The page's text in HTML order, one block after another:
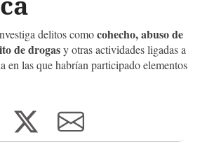
delitos comocohecho, abuso de
de drogasy otras actividades ligadas a
en las que habrían participado elementos